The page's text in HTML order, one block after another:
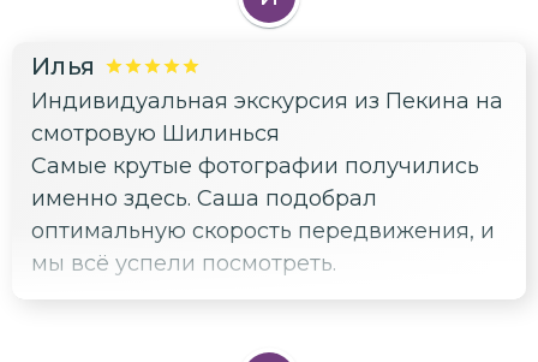
Илья
Индивидуальная экскурсия из Пекина на
смотровую Шилинься
Самые крутые фотографии получились
именно здесь. Саша подобрал
оптимальную скорость передвижения, и
мы всё успели посмотреть.